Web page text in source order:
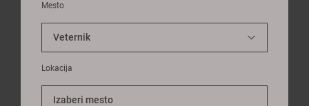
Mesto
Lokacija
Izaberi mesto